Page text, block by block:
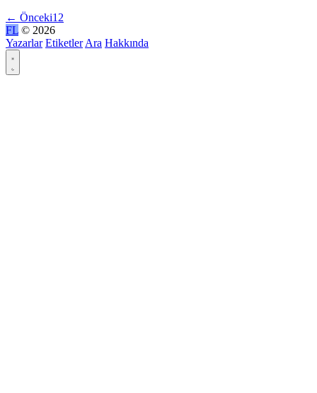
← Önceki1 2
FL © 2026
Yazarlar Etiketler Ara Hakkında